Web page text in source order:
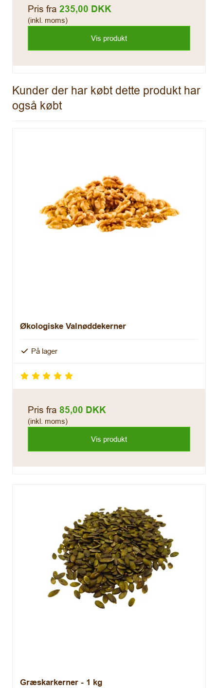
Pris fra 235,00 DKK
(inkl. moms)
Vis produkt
Kunder der har købt dette produkt har
også købt
Økologiske Valnøddekerner
På lager
Pris fra 85,00 DKK
(inkl. moms)
Vis produkt
Græskarkerner - 1 kg